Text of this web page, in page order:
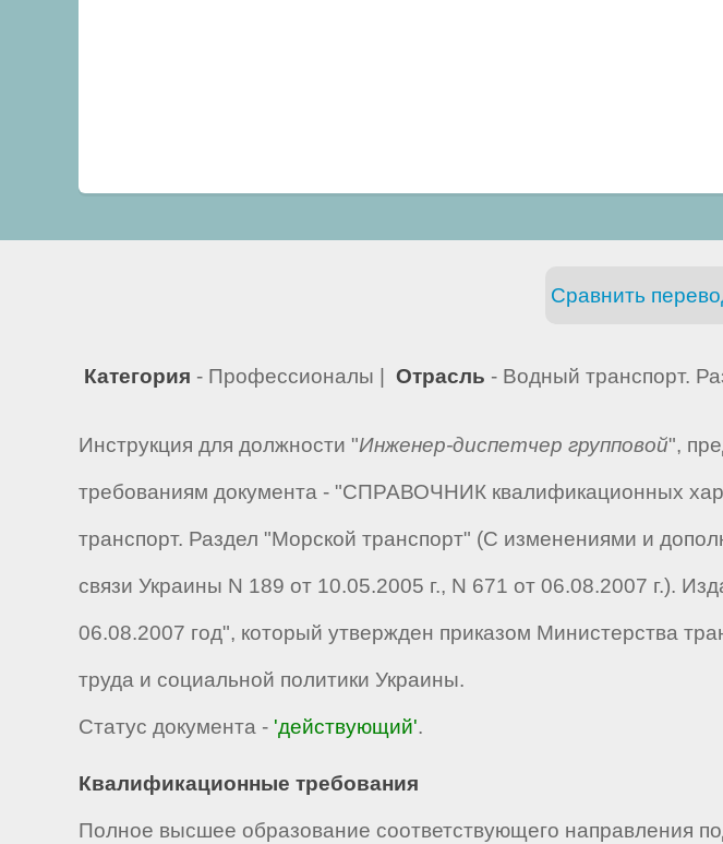
Сравнить
Категория - Профессионалы | Отрасль - Водный транспорт.
Инструкция для должности "Инженер-диспетчер групповой",
требованиям документа - "СПРАВОЧНИК квалификационных
транспорт. Раздел "Морской транспорт" (С изменениями и
связи Украины N 189 от 10.05.2005 г., N 671 от 06.08.2007 г.).
06.08.2007 год", который утвержден приказом Министерства
труда и социальной политики Украины.
Статус документа - 'действующий'.
Квалификационные требования
Полное высшее образование соответствующего направления